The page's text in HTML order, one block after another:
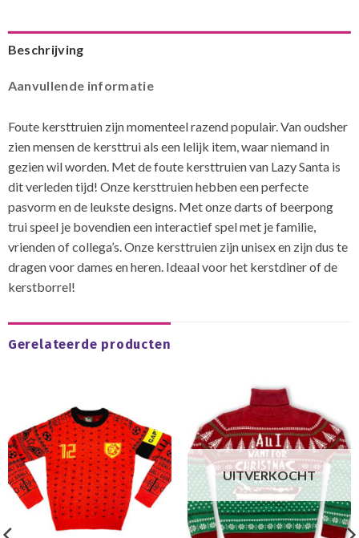
Beschrijving
Aanvullende informatie
Foute kersttruien zijn momenteel razend populair. Van oudsher
zien mensen de kersttrui als een lelijk item, waar niemand in
gezien wil worden. Met de foute kersttruien van Lazy Santa is
dit verleden tijd! Onze kersttruien hebben een perfecte
pasvorm en de leukste designs. Met onze darts of beerpong
trui speel je bovendien een interactief spel met je familie,
vrienden of collega’s. Onze kersttruien zijn unisex en zijn dus te
dragen voor dames en heren. Ideaal voor het kerstdiner of de
kerstborrel!
Gerelateerde producten
UITVERKOCHT